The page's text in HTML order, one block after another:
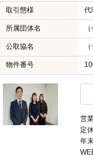
取引態様 代
所属団体名
公取協名
物件番号
営
定
年